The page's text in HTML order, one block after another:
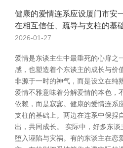
健康的爱情连系应设厦门市安
在相互信任、疏导与支柱的基
2026-01-27
爱情是东谈主生中最垂死的心扉之
感，也塑造着个东谈主的成长与价
非源于一时的神气，而是设立在纯
爱情不雅意味着分解爱情的本色，
依赖，而是寂寥。健康的爱情连系
支柱的基础上。两边在连系中保捏
出，共同成长。 实际中，好多东
堕入诬陷与灾祸。有的东谈主在恋